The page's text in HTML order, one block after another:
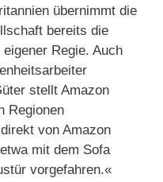
übernimmt die
bereits die
Regie. Auch
stellt Amazon
Regionen
von Amazon
mit dem Sofa
vorgefahren.«